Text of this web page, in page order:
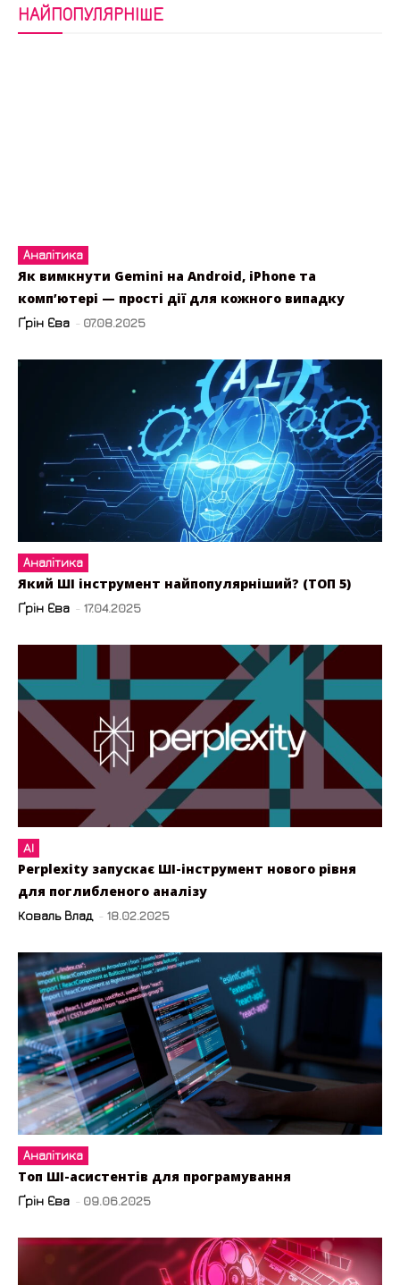
НАЙПОПУЛЯРНІШЕ
Аналітика
Як вимкнути Gemini на Android, iPhone та
комп’ютері — прості дії для кожного випадку
Ґрін Єва - 07.08.2025
Аналітика
Який ШІ інструмент найпопулярніший? (ТОП 5)
Ґрін Єва - 17.04.2025
AI
Perplexity запускає ШІ-інструмент нового рівня
для поглибленого аналізу
Коваль Влад - 18.02.2025
Аналітика
Топ ШІ-асистентів для програмування
Ґрін Єва - 09.06.2025